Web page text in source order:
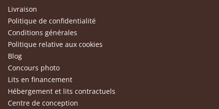
Livraison
Politique de confidentialité
Conditions générales
Politique relative aux cookies
Blog
Concours photo
Lits en financement
Hébergement et lits contractuels
Centre de conception